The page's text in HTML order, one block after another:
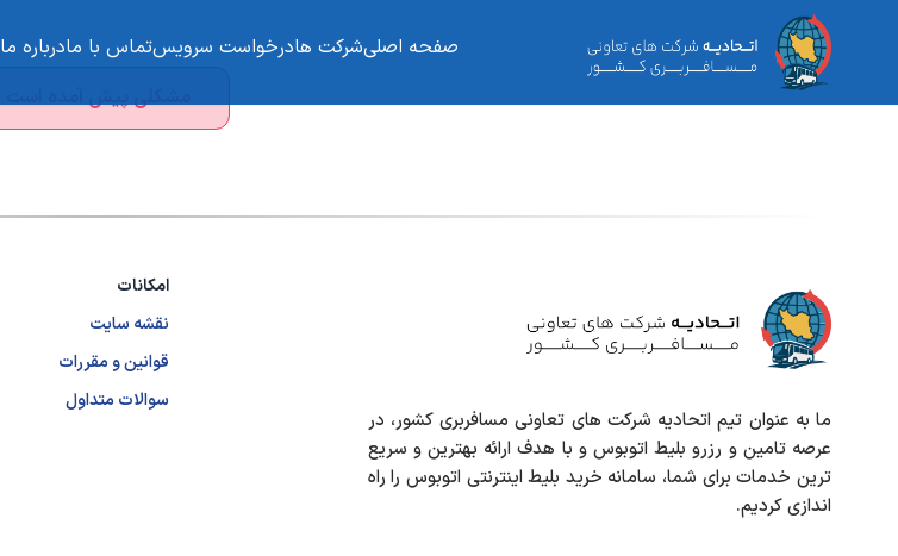
صفحه اصلیشرکت هادرخواست سرویستماس با مادرباره ما
مشکلی پیش آمده است
ما به عنوان تیم اتحادیه شرکت های تعاونی مسافربری کشور، در
عرصه تامین و رزرو بلیط اتوبوس و با هدف ارائه بهترین و سریع
ترین خدمات برای شما، سامانه خرید بلیط اینترنتی اتوبوس را راه
اندازی کردیم.
امکانات
نقشه سایت
قوانین و مقررات
سوالات متداول